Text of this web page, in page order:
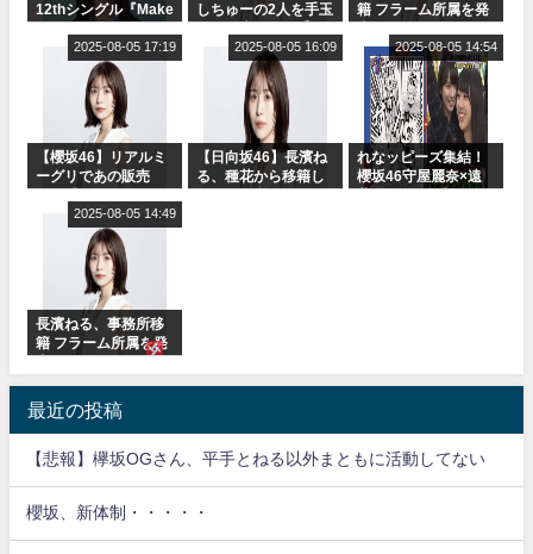
12thシングル『Make
ャルグッズ絶賛販売
しちゅーの2人を手玉
りぃむナンタラ】
籍 フラーム所属を発
【櫻坂46】リアルミ
ーグリであの販売
Break』オフィシャ
ルグッズ解禁
2025-08-05 17:19
【日向坂46】長濱ね
る、種花から移籍し
2025-08-05 16:09
れなッピーズ集結！
櫻坂46守屋麗奈×遠
2025-08-05 14:54
長濱ねる、事務所移
籍 フラーム所属を発
2025-08-05 14:49
最近の投稿
【悲報】欅坂OGさん、平手とねる以外まともに活動してない
櫻坂、新体制・・・・・